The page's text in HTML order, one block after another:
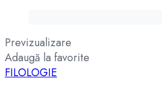
Previzualizare
Adaugă la favorite
FILOLOGIE